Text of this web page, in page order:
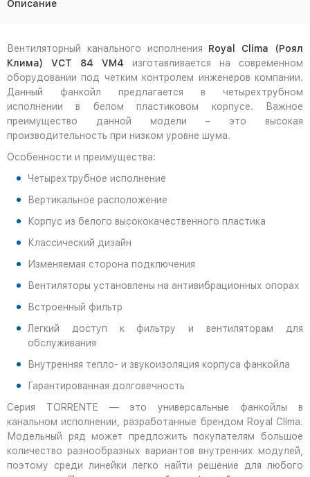
Описание
Вентиляторный канального исполнения Royal Clima (Роял
Клима) VCT 84 VM4 изготавливается на современном
оборудовании под четким контролем инженеров компании.
Данный фанкойл предлагается в четырехтрубном
исполнении в белом пластиковом корпусе. Важное
преимущество данной модели – это высокая
производительность при низком уровне шума.
Особенности и преимущества:
Четырехтрубное исполнение
Вертикальное расположение
Корпус из белого высококачественного пластика
Классический дизайн
Изменяемая сторона подключения
Вентиляторы установлены на антивибрационных опорах
Встроенный фильтр
Легкий доступ к фильтру и вентиляторам для
обслуживания
Внутренняя тепло- и звукоизоляция корпуса фанкойла
Гарантированная долговечность
Серия TORRENTE — это универсальные фанкойлы в
канальном исполнении, разработанные брендом Royal Clima.
Модельный ряд может предложить покупателям большое
количество разнообразных вариантов внутренних модулей,
поэтому среди линейки легко найти решение для любого